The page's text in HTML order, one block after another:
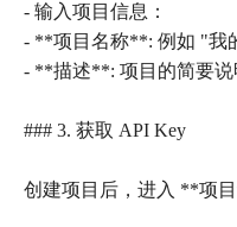
- 输入项目信息：
- **项目名称**: 例如 "我
- **描述**: 项目的简要说
### 3. 获取 API Key
创建项目后，进入 **项目